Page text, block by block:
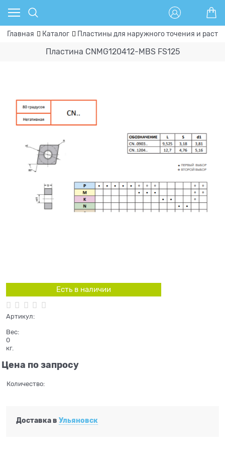
Главная Каталог Пластины для наружного точения и
Пластина CNMG120412-MBS FS125
Есть в наличии
Артикул:
Вес:
0
кг.
Цена по запросу
Количество:
Доставка в Ульяновск